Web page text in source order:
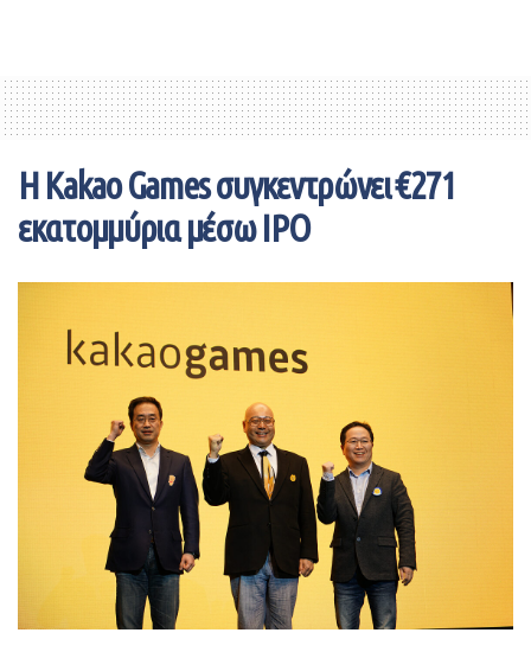
Οι αμερικανικές εκλογές θα έχουν τελειώσει.
Το εμβόλιο για τον Covid – 19 θα είναι στη «φάση
Σύμφωνα με το σημείωμα των ειδικών της επενδυτικής
τράπεζας, η διαδικασία ανοίγματος των σχολείων,
αγορές.
«Τα στοιχεία μέχρι στιγμής δείχνουν ότι έχει προβλεφθεί
η διαδικασία ανοίγματος των σχολείων, χωρίς ωστόσο
να έχει προβλεφθεί μεγάλη αύξηση στη μετάδοση του
ιού», αναφέρεται στην έκθεση της επενδυτικής
Επίσης, η ολοκλήρωση των αμερικανικών εκλογών στις
αρχές Νοεμβρίου αναμένεται να δώσει στους επενδυτές
μία πιο ξεκάθαρη εικόνα, κυρίως σε ό,τι αφορά στην
Η Kakao Games συγκεντρώνει €271
εκατομμύρια μέσω IPO